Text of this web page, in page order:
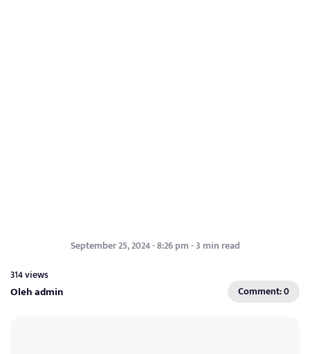
September 25, 2024 - 8:26 pm - 3 min read
314 views
Oleh admin Comment: 0